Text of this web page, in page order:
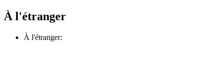
À l'étranger
À l'étranger: